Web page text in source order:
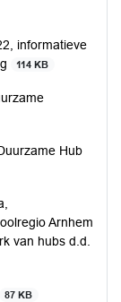
informatieve
114 KB
Hub
Arnhem
van hubs d.d.
87 KB